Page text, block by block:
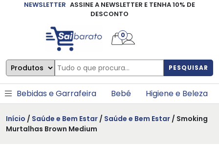
NEWSLETTER ASSINE A NEWSLETTER E TENHA 10% DE
DESCONTO
PESQUISAR
0
Bebidas e Garrafeira Bebé Higiene e Beleza
Início / Saúde e Bem Estar / Saúde e Bem Estar / Smoking
Murtalhas Brown Medium